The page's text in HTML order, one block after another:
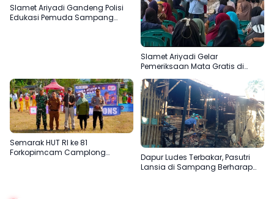
Slamet Ariyadi Gandeng Polisi
Edukasi Pemuda Sampang
Slamet Ariyadi Gelar
Pemeriksaan Mata Gratis di
Menjadikan Madura Basis PAN
Semarak HUT RI ke 81
Forkopimcam Camplong
Dapur Ludes Terbakar, Pasutri
Lansia di Sampang Berharap